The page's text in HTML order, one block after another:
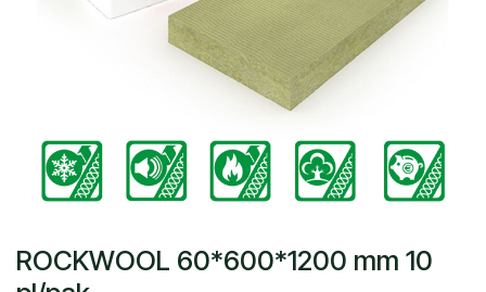
ROCKWOOL 60*600*1200 mm 10